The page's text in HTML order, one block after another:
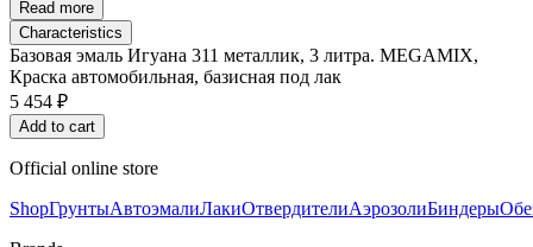
Read more
Characteristics
Базовая эмаль Игуана 311 металлик, 3 литра. MEGAMIX,
Краска автомобильная, базисная под лак
5 454 ₽
Add to cart
Official online store
ShopГрунтыАвтоэмалиЛакиОтвердителиАэрозолиБиндеры